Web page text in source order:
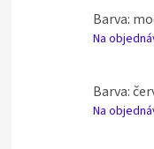
Barva:
Na
Barva:
Na